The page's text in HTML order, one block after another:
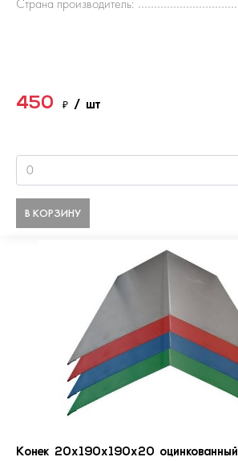
Страна производитель:
450 ₽ / шт
В КОРЗИНУ
Конек 20х190х190х20 оцинкованный